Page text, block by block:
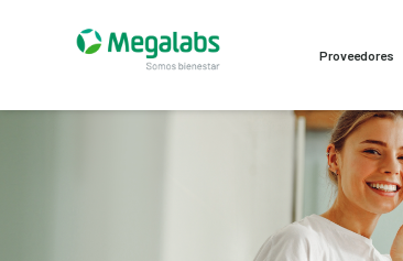
Proveedores